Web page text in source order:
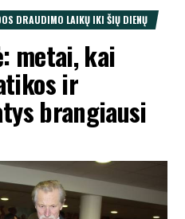
DRAUDIMO LAIKŲ IKI ŠIŲ DIENŲ
metai, kai
ir
brangiausi